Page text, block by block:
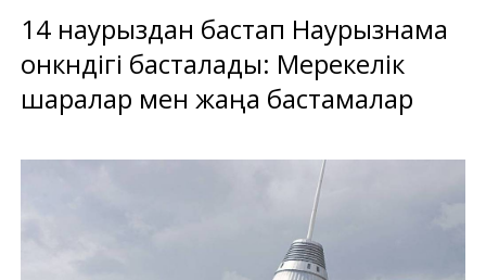
14 наурыздан бастап Наурызнама
онкүндігі басталады: Мерекелік
шаралар мен жаңа бастамалар